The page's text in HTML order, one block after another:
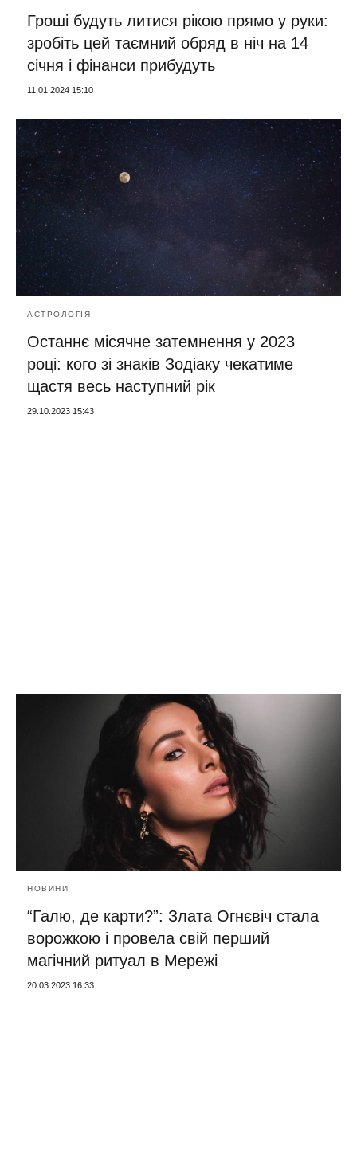
Гроші будуть литися рікою прямо у руки:
зробіть цей таємний обряд в ніч на 14
січня і фінанси прибудуть
11.01.2024 15:10
АСТРОЛОГІЯ
Останнє місячне затемнення у 2023
році: кого зі знаків Зодіаку чекатиме
щастя весь наступний рік
29.10.2023 15:43
НОВИНИ
“Галю, де карти?”: Злата Огнєвіч стала
ворожкою і провела свій перший
магічний ритуал в Мережі
20.03.2023 16:33